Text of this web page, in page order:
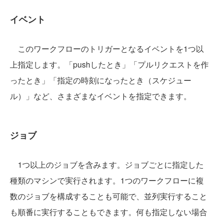
イベント
このワークフローのトリガーとなるイベントを1つ以
上指定します。「pushしたとき」「プルリクエストを作
ったとき」「指定の時刻になったとき（スケジュー
ル）」など、さまざまなイベントを指定できます。
ジョブ
1つ以上のジョブを含みます。ジョブごとに指定した
種類のマシンで実行されます。1つのワークフローに複
数のジョブを構成することも可能で、並列実行すること
も順番に実行することもできます。何も指定しない場合